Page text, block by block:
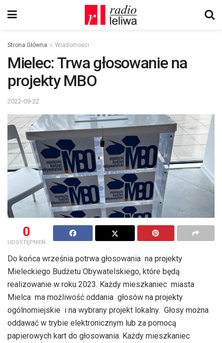
Strona Główna Wiadomości
Mielec: Trwa głosowanie na
projekty MBO
2022-09-22
0
UDOSTĘPNIEŃ
Do końca września potrwa głosowania na projekty
Mieleckiego Budżetu Obywatelskiego, które będą
realizowanie w roku 2023. Każdy mieszkaniec miasta
Mielca ma możliwość oddania głosów na projekty
ogólnomiejskie i na wybrany projekt lokalny. Głosy można
oddawać w trybie elektronicznym lub za pomocą
papierowych kart do głosowania. Każdy mieszkaniec